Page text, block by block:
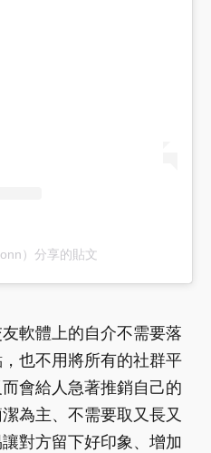
）分享的貼文
軟體上的自介不需要落
也不用將所有的社群平
會給人急著推銷自己的
為主、不需要取又長又
對方留下好印象、增加